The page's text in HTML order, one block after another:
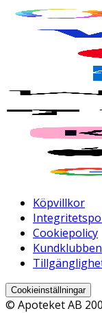
Köpvillkor
Cookiepolicy
Cookieinställningar
© Apoteket AB